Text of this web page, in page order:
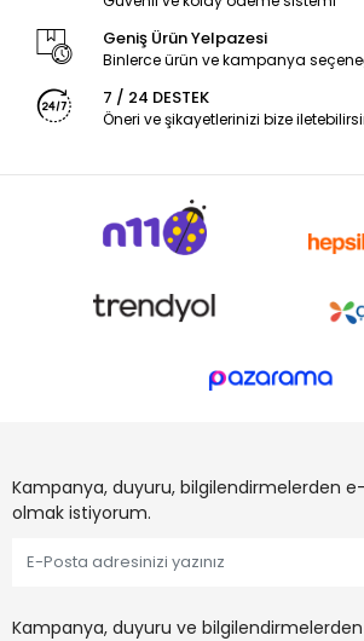
Geniş Ürün Yelpazesi
Binlerce ürün ve kampanya
7 / 24 DESTEK
Öneri ve şikayetlerinizi bize
Kampanya, duyuru, bilgilendirmelerden
olmak istiyorum.
Kampanya, duyuru ve